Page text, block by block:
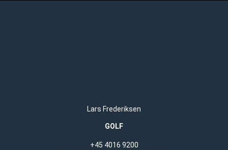
Lars Frederiksen
GOLF
+45 4016 9200